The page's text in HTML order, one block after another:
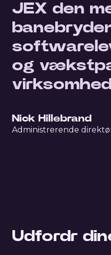
JEX den
og
Nick Hillebrand
Administrerende
Udfordr